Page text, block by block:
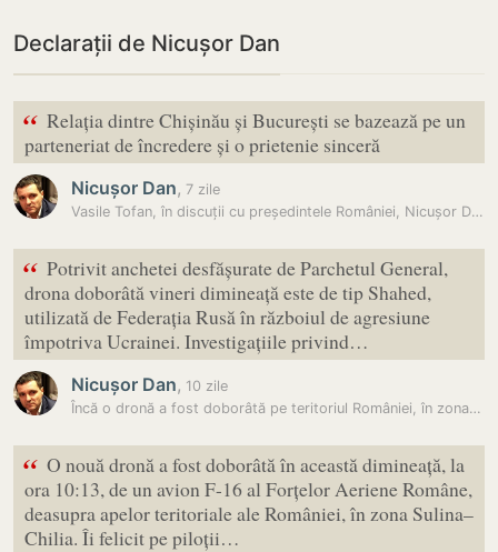
Declarații de Nicușor Dan
“ Relația dintre Chișinău și București se bazează pe un
parteneriat de încredere și o prietenie sinceră
Nicușor Dan, 7 zile
Vasile Tofan, în discuții cu președintele României, Nicușor Dan:…
“ Potrivit anchetei desfășurate de Parchetul General,
drona doborâtă vineri dimineață este de tip Shahed,
utilizată de Federația Rusă în războiul de agresiune
împotriva Ucrainei. Investigațiile privind…
Nicușor Dan, 10 zile
Încă o dronă a fost doborâtă pe teritoriul României, în zona Sulina…
“ O nouă dronă a fost doborâtă în această dimineață, la
ora 10:13, de un avion F-16 al Forțelor Aeriene Române,
deasupra apelor teritoriale ale României, în zona Sulina–
Chilia. Îi felicit pe piloții…